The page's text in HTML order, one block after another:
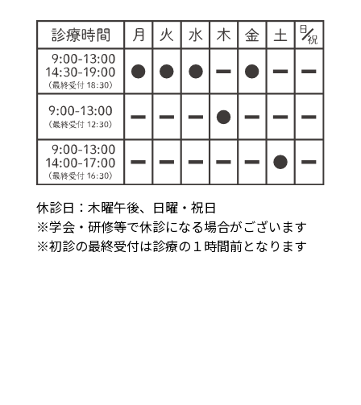
休診日：木曜午後、日曜・祝日
※学会・研修等で休診になる場合がございます
※初診の最終受付は診療の１時間前となります